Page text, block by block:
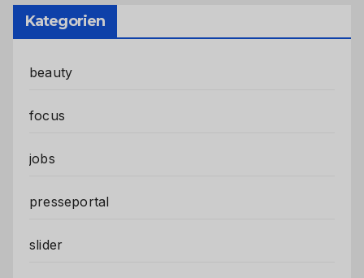
Kategorien
beauty
focus
jobs
presseportal
slider